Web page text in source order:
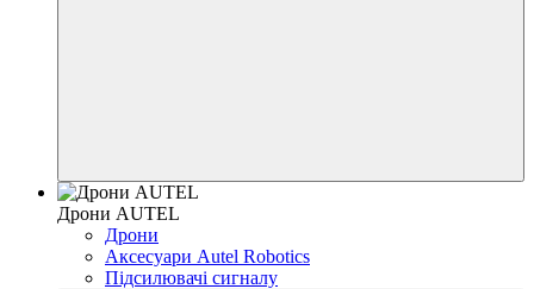
Дрони AUTEL
Дрони
Аксесуари Autel Robotics
Підсилювачі сигналу